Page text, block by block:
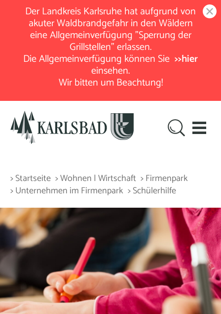
Der Landkreis Karlsruhe hat aufgrund von
akuter Waldbrandgefahr in den Wäldern
eine Allgemeinverfügung "Sperrung der
Grillstellen" erlassen.
Die Allgemeinverfügung können Sie >>hier
einsehen.
Wir bitten um Beachtung!
> Startseite > Wohnen | Wirtschaft > Firmenpark
> Unternehmen im Firmenpark > Schülerhilfe